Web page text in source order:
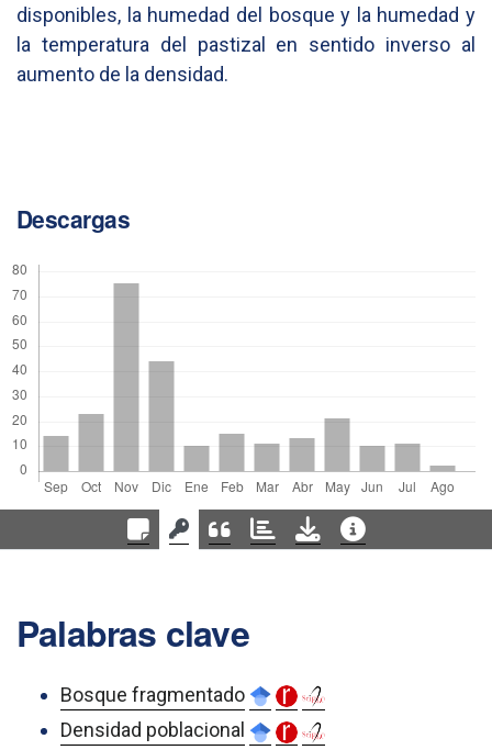
disponibles, la humedad del bosque y la humedad y
la temperatura del pastizal en sentido inverso al
aumento de la densidad.
Descargas
Palabras clave
Bosque fragmentado
Densidad poblacional